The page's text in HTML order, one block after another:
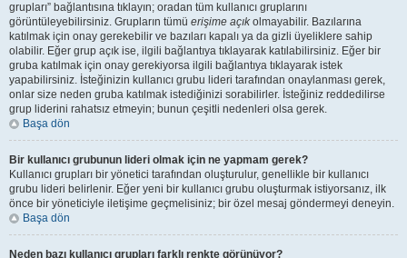
grupları” bağlantısına tıklayın; oradan tüm kullanıcı gruplarını
görüntüleyebilirsiniz. Grupların tümü erişime açıkolmayabilir. Bazılarına
katılmak için onay gerekebilir ve bazıları kapalı ya da gizli üyeliklere sahip
olabilir. Eğer grup açık ise, ilgili bağlantıya tıklayarak katılabilirsiniz. Eğer bir
gruba katılmak için onay gerekiyorsa ilgili bağlantıya tıklayarak istek
yapabilirsiniz. İsteğinizin kullanıcı grubu lideri tarafından onaylanması gerek,
onlar size neden gruba katılmak istediğinizi sorabilirler. İsteğiniz reddedilirse
grup liderini rahatsız etmeyin; bunun çeşitli nedenleri olsa gerek.
Başa dön
Bir kullanıcı grubunun lideri olmak için ne yapmam gerek?
Kullanıcı grupları bir yönetici tarafından oluşturulur, genellikle bir kullanıcı
grubu lideri belirlenir. Eğer yeni bir kullanıcı grubu oluşturmak istiyorsanız, ilk
önce bir yöneticiyle iletişime geçmelisiniz; bir özel mesaj göndermeyi deneyin.
Başa dön
Neden bazı kullanıcı grupları farklı renkte görünüyor?